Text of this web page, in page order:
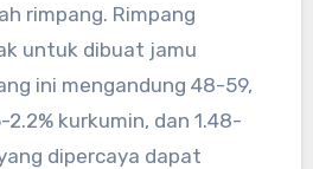
rimpang. Rimpang
untuk dibuat jamu
ini mengandung 48-59,
kurkumin, dan 1.48-
dipercaya dapat